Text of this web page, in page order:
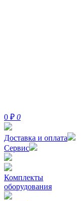
0 ₽ 0
Доставка и оплата
Сервис
Комплекты
оборудования